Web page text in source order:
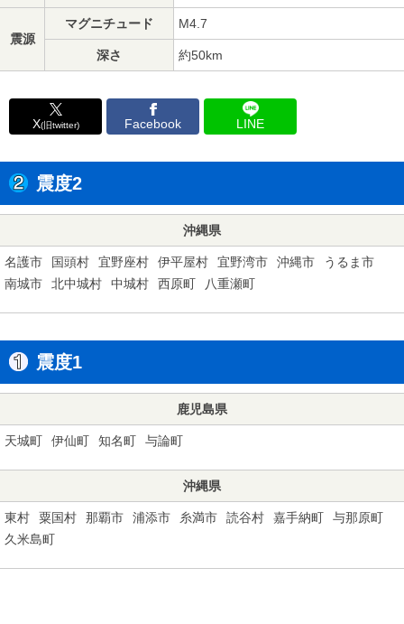
震源
マグニチュード M4.7
深さ 約50km
X(旧twitter) Facebook LINE
震度2
沖縄県
名護市 国頭村 宜野座村 伊平屋村 宜野湾市 沖縄市
うるま市
南城市
北中城村 中城村 西原町 八重瀬町
震度1
鹿児島県
天城町 伊仙町 知名町 与論町
沖縄県
東村 粟国村 那覇市 浦添市 糸満市 読谷村 嘉手納町
与那原町
久米島町